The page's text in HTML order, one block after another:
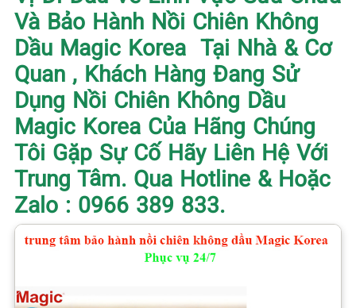
Và Bảo Hành Nồi Chiên Không
Dầu Magic Korea Tại Nhà & Cơ
Quan , Khách Hàng Đang Sử
Dụng Nồi Chiên Không Dầu
Magic Korea Của Hãng Chúng
Tôi Gặp Sự Cố Hãy Liên Hệ Với
Trung Tâm. Qua Hotline & Hoặc
Zalo : 0966 389 833.